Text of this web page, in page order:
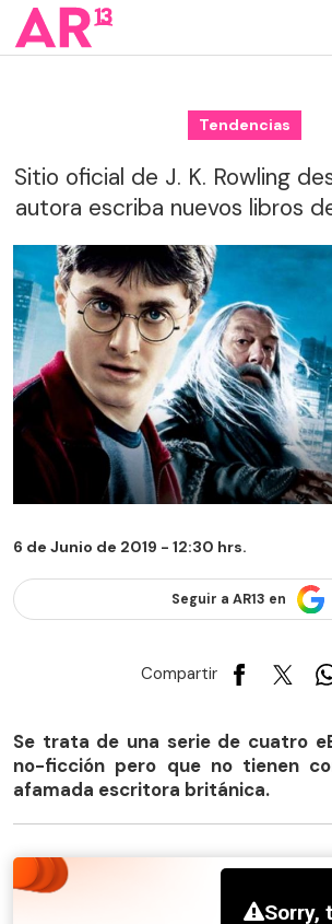
Tendencias
Sitio oficial de J. K. Rowling
autora escriba nuevos libros
6 de Junio de 2019 - 12:30 hrs.
Seguir a AR13 en
Compartir
Se trata de una serie de cuatro
no-ficción pero que no tienen
afamada escritora británica.